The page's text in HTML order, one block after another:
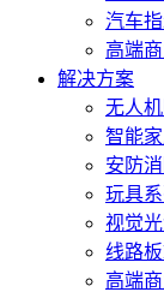
汽车
高端
解决方案
无人
智能
安防
玩具
视觉
线路
高端